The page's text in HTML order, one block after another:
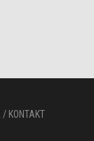
/ KONTAKT